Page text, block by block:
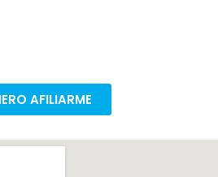
AFILIARME